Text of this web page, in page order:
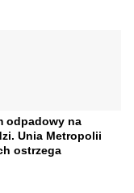
odpadowy na
Unia Metropolii
ostrzega